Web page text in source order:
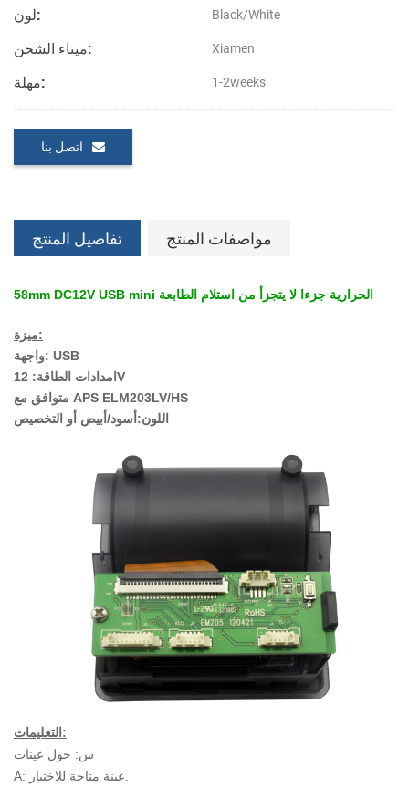
لون: Black/White
ميناء الشحن: Xiamen
مهلة: 1-2weeks
اتصل بنا
تفاصيل المنتج مواصفات المنتج
58mm DC12V USB mini الحرارية جزءا لا يتجزأ من استلام الطابعة
ميزة:
واجهة: USB
امدادات الطاقة: 12V
متوافق مع APS ELM203LV/HS
اللون:أسود/أبيض أو التخصيص
التعليمات:
س: حول عينات